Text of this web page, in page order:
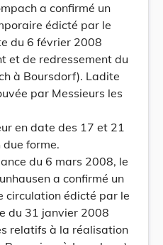
a confirmé un
édicté par le
du 6 février 2008
et de redressement du
à Boursdorf). Ladite
par Messieurs les
en date des 17 et 21
forme.
du 6 mars 2008, le
a confirmé un
circulation édicté par le
du 31 janvier 2008
relatifs à la réalisation